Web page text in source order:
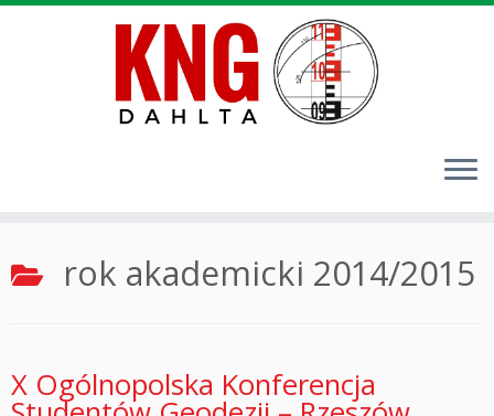
do
rok akademicki 2014/2015
X Ogólnopolska Konferencja